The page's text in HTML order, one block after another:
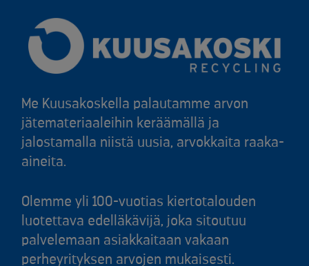
Me Kuusakoskella palautamme arvon
jätemateriaaleihin keräämällä ja
jalostamalla niistä uusia, arvokkaita raaka-
aineita.
Olemme yli 100-vuotias kiertotalouden
luotettava edelläkävijä, joka sitoutuu
palvelemaan asiakkaitaan vakaan
perheyrityksen arvojen mukaisesti.